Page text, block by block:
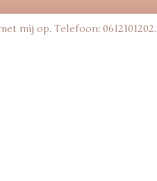
mij op. Telefoon: 0612101202.